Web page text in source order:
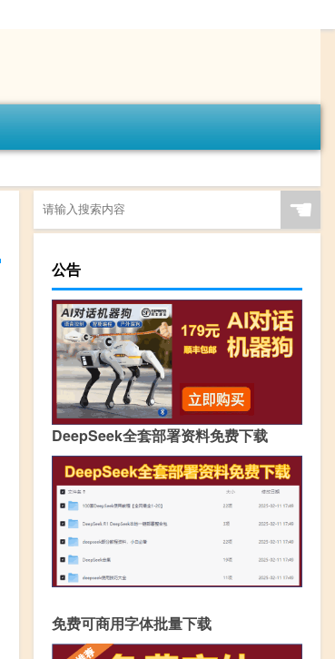
☚
公告
DeepSeek全套部署资料免费下载
免费可商用字体批量下载